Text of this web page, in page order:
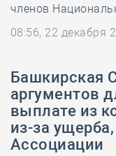
членов
08:56, 22 декабря
Башкирская
аргументов
выплате из
из-за
Ассоциации